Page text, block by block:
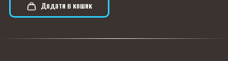
Додати в кошик